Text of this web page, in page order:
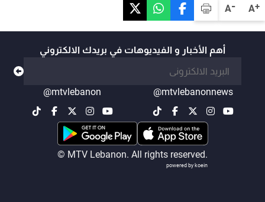
A+
A-
أهم الأخبار و الفيديوهات في بريدك الالكتروني
@mtvlebanonnews
@mtvlebanon
© MTV Lebanon. All rights reserved.
powered by koein